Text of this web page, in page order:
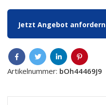
Jetzt Angebot anfordern
Artikelnummer: bOh44469J9